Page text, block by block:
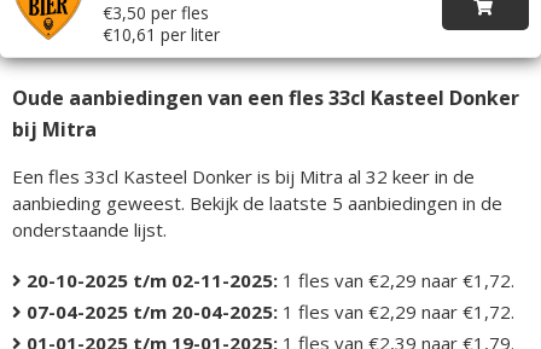
€3,50 per fles
€10,61 per liter
Oude aanbiedingen van een fles 33cl Kasteel Donker
bij Mitra
Een fles 33cl Kasteel Donker is bij Mitra al 32 keer in de
aanbieding geweest. Bekijk de laatste 5 aanbiedingen in de
onderstaande lijst.
20-10-2025 t/m 02-11-2025: 1 fles van €2,29 naar €1,72.
07-04-2025 t/m 20-04-2025: 1 fles van €2,29 naar €1,72.
01-01-2025 t/m 19-01-2025: 1 fles van €2,39 naar €1,79.